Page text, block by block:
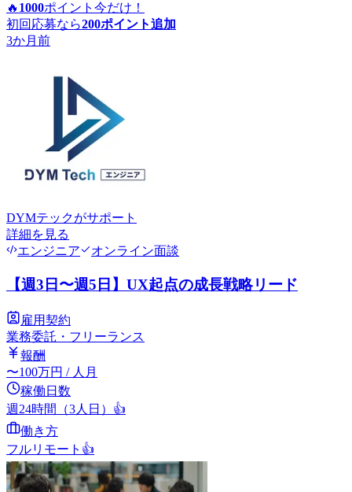
🔥 1000ポイント 今だけ！
初回応募なら200ポイント追加
3か月前
DYMテックがサポート
詳細を見る
エンジニア
オンライン面談
【週3日〜週5日】UX起点の成長戦略リード
雇用契約
業務委託・フリーランス
報酬
〜100万円 / 人月
稼働日数
週24時間（3人日） 👍
働き方
フルリモート 👍